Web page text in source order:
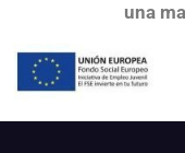
una